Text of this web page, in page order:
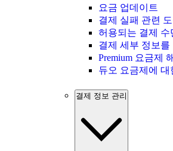
요금 업데이트
결제 실패 관련
허용되는 결제 수
결제 세부 정보를
Premium 요금제
듀오 요금제에 대
결제 정보 관리